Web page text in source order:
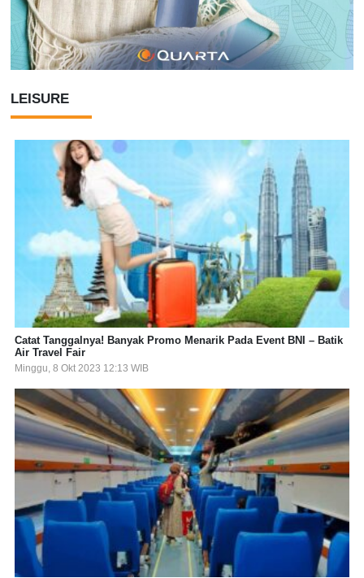
LEISURE
Catat Tanggalnya! Banyak Promo Menarik Pada Event BNI – Batik
Air Travel Fair
Minggu, 8 Okt 2023 12:13 WIB